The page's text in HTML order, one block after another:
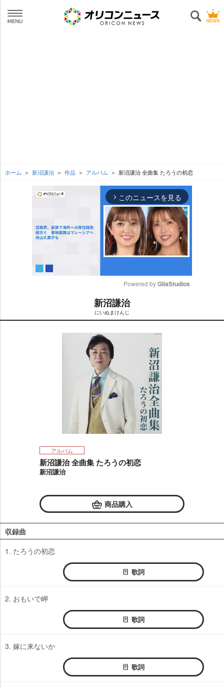
ホーム 新沼謙治 作品 アルバム 新沼謙治 全曲集 たろうの初恋
arrow_forward_ios このニュースを見る
t
e
Powered by GliaStudios
新沼謙治
にいぬまけんじ
アルバム
新沼謙治 全曲集 たろうの初恋
新沼謙治
商品購入
収録曲
1. たろうの初恋
歌詞
2. おもいで岬
歌詞
3. 嫁に来ないか
歌詞